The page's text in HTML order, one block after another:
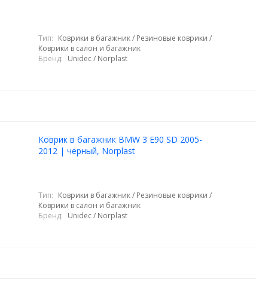
Тип: Коврики в багажник / Резиновые коврики /
Коврики в салон и багажник
Бренд: Unidec / Norplast
Коврик в багажник BMW 3 E90 SD 2005-
2012 | черный, Norplast
Тип: Коврики в багажник / Резиновые коврики /
Коврики в салон и багажник
Бренд: Unidec / Norplast